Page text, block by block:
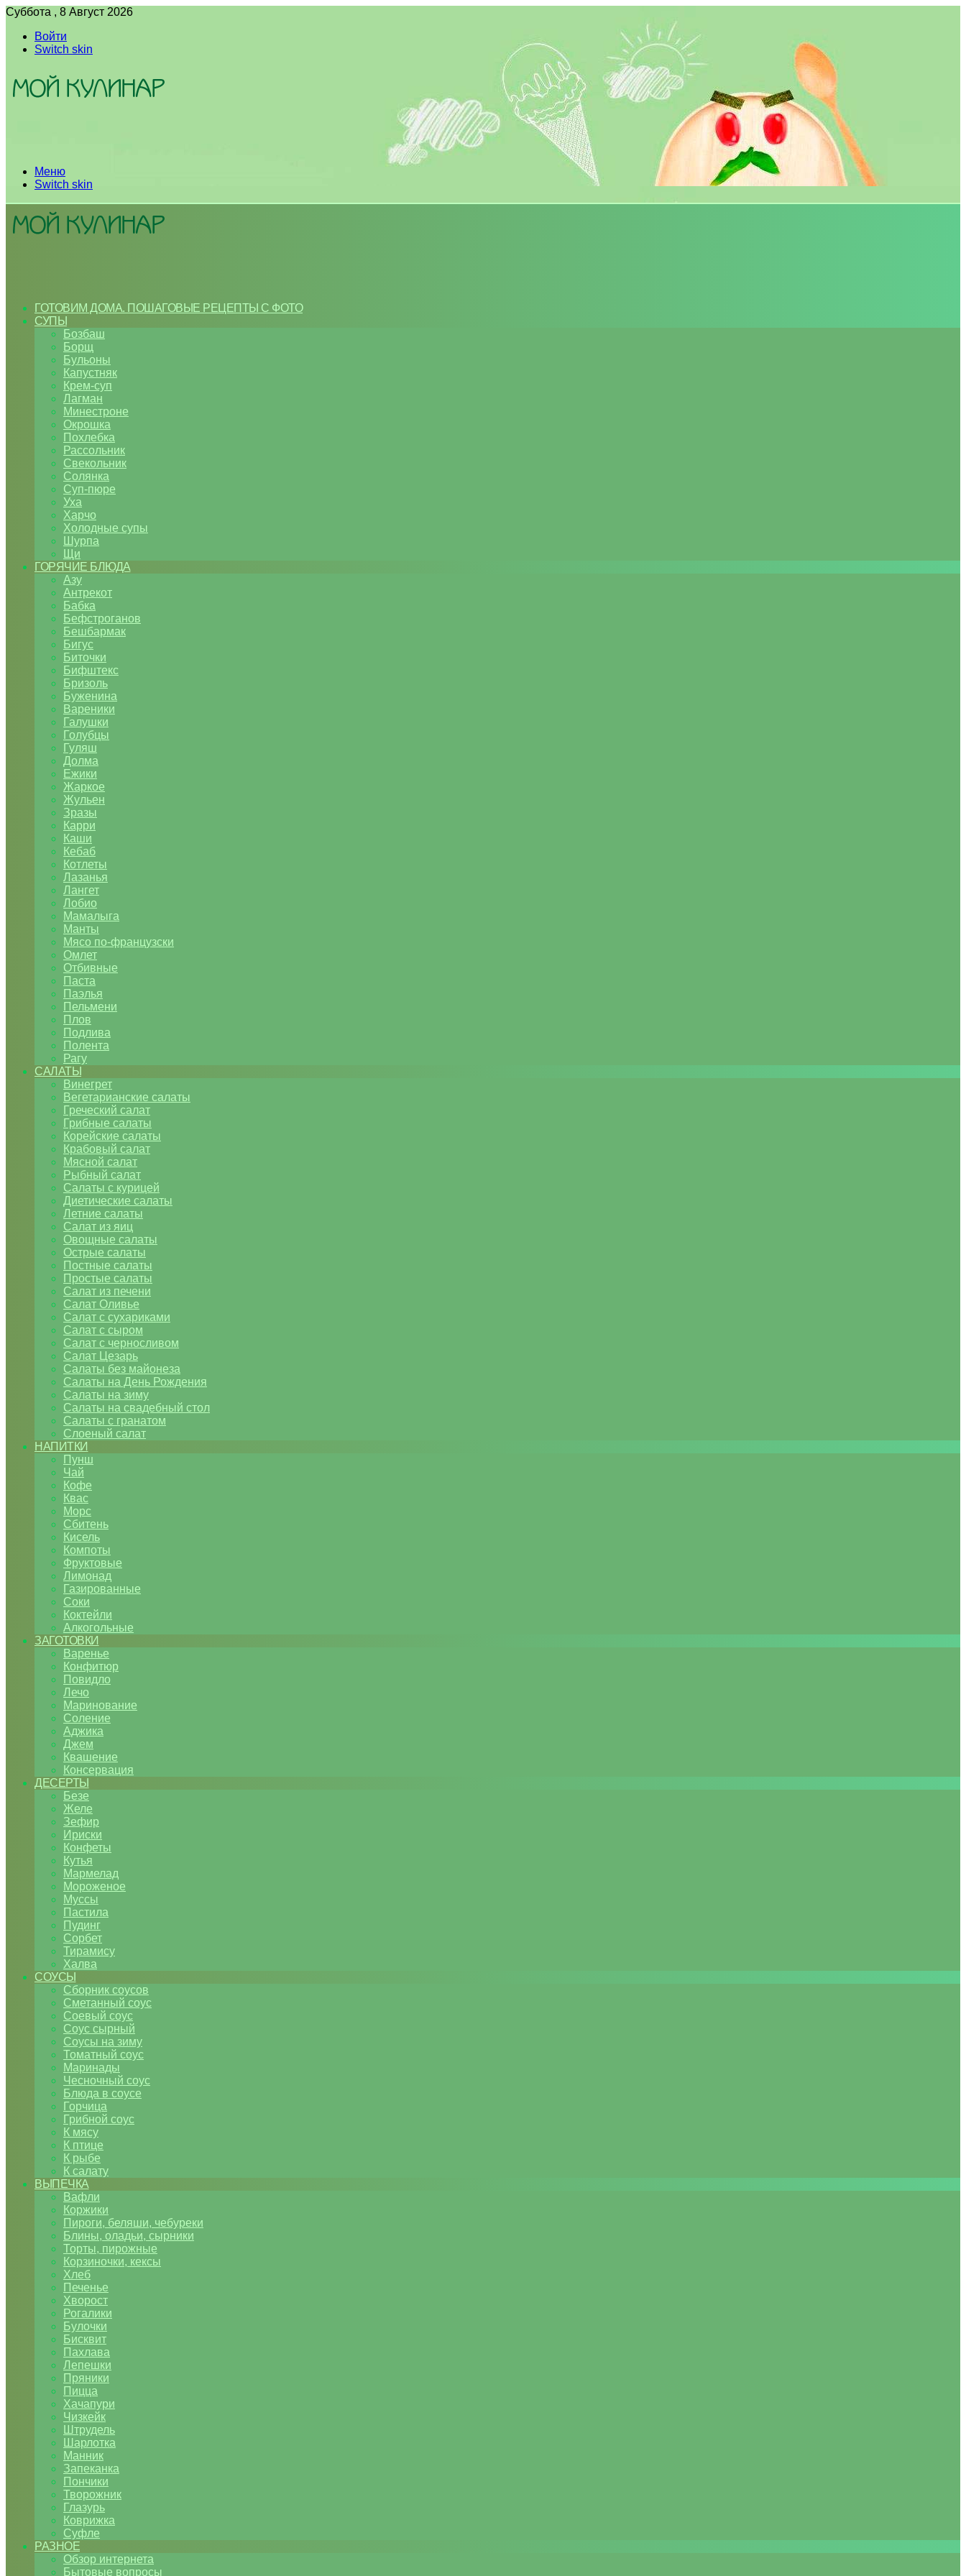
Суббота , 8 Август 2026
Войти
Switch skin
Меню
Switch skin
ГОТОВИМ ДОМА. ПОШАГОВЫЕ РЕЦЕПТЫ С ФОТО
СУПЫ
Бозбаш
Борщ
Бульоны
Капустняк
Крем-суп
Лагман
Минестроне
Окрошка
Похлебка
Рассольник
Свекольник
Солянка
Суп-пюре
Уха
Харчо
Холодные супы
Шурпа
Щи
ГОРЯЧИЕ БЛЮДА
Азу
Антрекот
Бабка
Бефстроганов
Бешбармак
Бигус
Биточки
Бифштекс
Бризоль
Буженина
Вареники
Галушки
Голубцы
Гуляш
Долма
Ежики
Жаркое
Жульен
Зразы
Карри
Каши
Кебаб
Котлеты
Лазанья
Лангет
Лобио
Мамалыга
Манты
Мясо по-французски
Омлет
Отбивные
Паста
Паэлья
Пельмени
Плов
Подлива
Полента
Рагу
САЛАТЫ
Винегрет
Вегетарианские салаты
Греческий салат
Грибные салаты
Корейские салаты
Крабовый салат
Мясной салат
Рыбный салат
Салаты с курицей
Диетические салаты
Летние салаты
Салат из яиц
Овощные салаты
Острые салаты
Постные салаты
Простые салаты
Салат из печени
Салат Оливье
Салат с сухариками
Салат с сыром
Салат с черносливом
Салат Цезарь
Салаты без майонеза
Салаты на День Рождения
Салаты на зиму
Салаты на свадебный стол
Салаты с гранатом
Слоеный салат
НАПИТКИ
Пунш
Чай
Кофе
Квас
Морс
Сбитень
Кисель
Компоты
Фруктовые
Лимонад
Газированные
Соки
Коктейли
Алкогольные
ЗАГОТОВКИ
Варенье
Конфитюр
Повидло
Лечо
Маринование
Соление
Аджика
Джем
Квашение
Консервация
ДЕСЕРТЫ
Безе
Желе
Зефир
Ириски
Конфеты
Кутья
Мармелад
Мороженое
Муссы
Пастила
Пудинг
Сорбет
Тирамису
Халва
СОУСЫ
Сборник соусов
Сметанный соус
Соевый соус
Соус сырный
Соусы на зиму
Томатный соус
Маринады
Чесночный соус
Блюда в соусе
Горчица
Грибной соус
К мясу
К птице
К рыбе
К салату
ВЫПЕЧКА
Вафли
Коржики
Пироги, беляши, чебуреки
Блины, оладьи, сырники
Торты, пирожные
Корзиночки, кексы
Хлеб
Печенье
Хворост
Рогалики
Булочки
Бисквит
Пахлава
Лепешки
Пряники
Пицца
Хачапури
Чизкейк
Штрудель
Шарлотка
Манник
Запеканка
Пончики
Творожник
Глазурь
Коврижка
Суфле
РАЗНОЕ
Обзор интернета
Бытовые вопросы